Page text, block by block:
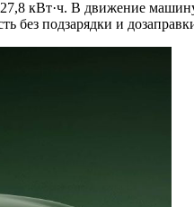
кВт·ч. В движение
без подзарядки и